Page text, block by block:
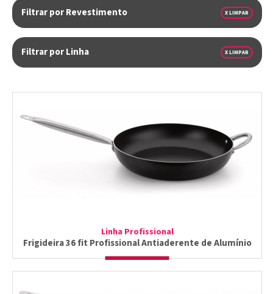
Filtrar por Revestimento X LIMPAR
Filtrar por Linha X LIMPAR
Linha Profissional
Frigideira 36 fit Profissional Antiaderente de Alumínio